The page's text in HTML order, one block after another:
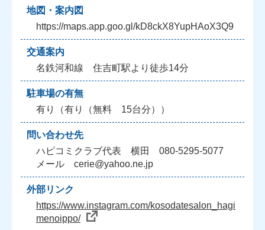
地図・案内図
https://maps.app.goo.gl/kD8ckX8YupHAoX3Q9
交通案内
名鉄河和線 住吉町駅より徒歩14分
駐車場の有無
有り（有り（無料 15台分））
問い合わせ先
ハピコミクラブ代表 横田 080-5295-5077
メール cerie@yahoo.ne.jp
外部リンク
https://www.instagram.com/kosodatesalon_hagi
menoippo/